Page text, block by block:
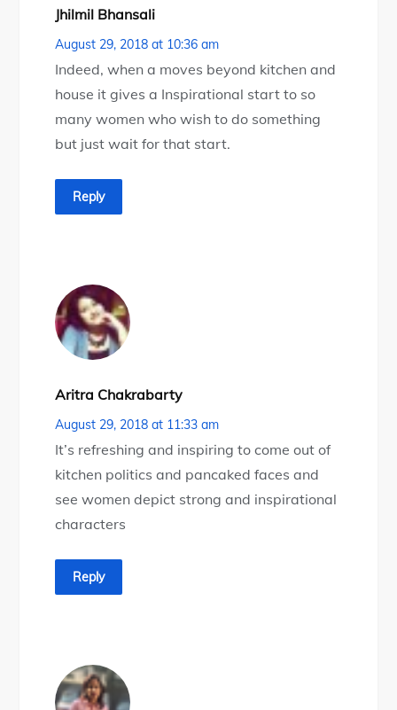
Jhilmil Bhansali
August 29, 2018 at 10:36 am
Indeed, when a moves beyond kitchen and
house it gives a Inspirational start to so
many women who wish to do something
but just wait for that start.
Reply
Aritra Chakrabarty
August 29, 2018 at 11:33 am
It’s refreshing and inspiring to come out of
kitchen politics and pancaked faces and
see women depict strong and inspirational
characters
Reply